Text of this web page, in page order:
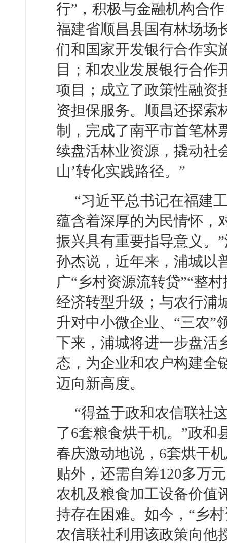
行”，积极与金融机构合
福建省顺昌县国有林场场
们和国家开发银行合作实
目；和农业发展银行合作
项目；成立了政策性融资
资担保服务。顺昌还探索
制，完成了南平市首笔林
续盘活林业资源，撬动社
山’转化实践路径。”
“习近平总书记在福建
蕴含着深厚的为民情怀，
振兴具有重要指导意义。
孙杰说，近年来，浦城以
广“乡村资源流转贷”“整
经济转型升级；与农行浦
升对中小微企业、“三农”
下来，浦城将进一步盘活
态，为企业和农户构建全
迈向新高度。
“得益于政和农信联社
了6套粮食烘干机。”政和
春庆激动地说，6套烘干
贴外，还需自筹120多万
农机及粮食加工设备价值
持存在困难。如今，“乡
农信联社利用该政策向他